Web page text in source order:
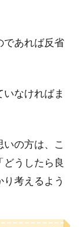
であれば反省
なければま
いの方は、こ
うしたら良
考えるよう